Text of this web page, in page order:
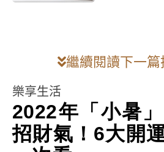
繼續閱讀下一
樂享生活
2022年「小暑
招財氣！6大開